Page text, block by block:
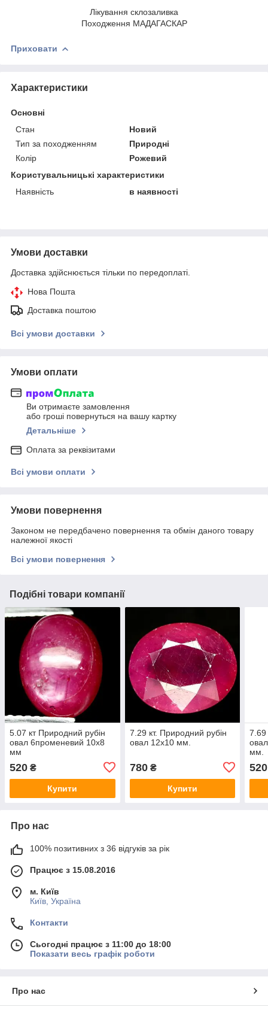
Лікування склозаливка
Походження МАДАГАСКАР
Приховати
Характеристики
Основні
Стан
Новий
Тип за походженням
Природні
Колір
Рожевий
Користувальницькі характеристики
Наявність
в наявності
Умови доставки
Доставка здійснюється тільки по передоплаті.
Нова Пошта
Доставка поштою
Всі умови доставки
Умови оплати
Ви отримаєте замовлення
або гроші повернуться на вашу картку
Детальніше
Оплата за реквізитами
Всі умови оплати
Умови повернення
Законом не передбачено повернення та обмін даного товару
належної якості
Всі умови повернення
Подібні товари компанії
5.07 кт Природний рубін
овал 6променевий 10х8
мм
520 ₴
Купити
7.29 кт. Природний рубін
овал 12х10 мм.
780₴
Купити
7.69
мм.
520
Про нас
100% позитивних з 36 відгуків за рік
Працює з 15.08.2016
м. Київ
Київ, Україна
Контакти
Сьогодні працює з 11:00 до 18:00
Показати весь графік роботи
Про нас